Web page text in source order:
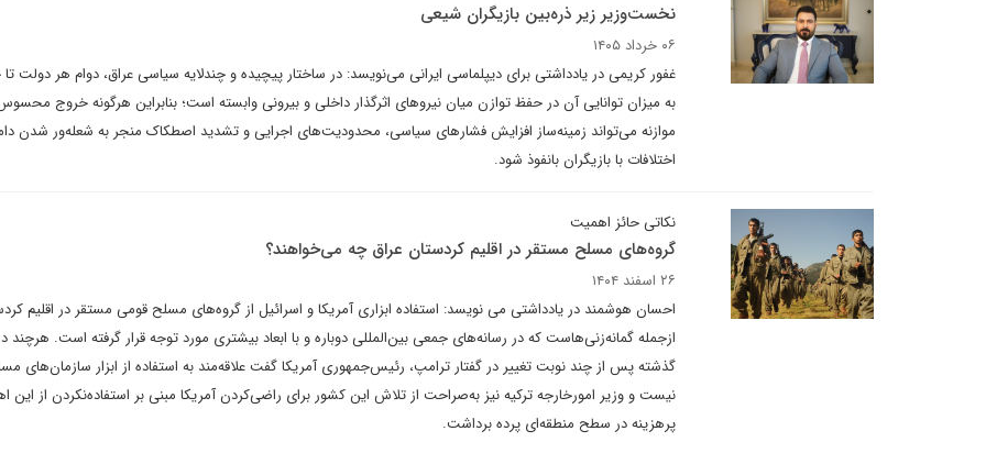
نخست‌وزیر زیر ذره‌بین بازیگران شیعی
۰۶ خرداد ۱۴۰۵
غفور کریمی در یادداشتی برای دیپلماسی ایرانی می‌نویسد: در ساختار پیچیده و چندلایه سیاسی عراق، دوام هر دولت
به میزان توانایی آن در حفظ توازن میان نیروهای اثرگذار داخلی و بیرونی وابسته است؛ بنابراین هرگونه خروج
موازنه می‌تواند زمینه‌ساز افزایش فشارهای سیاسی، محدودیت‌های اجرایی و تشدید اصطکاک منجر به شعله‌ور شدن
اختلافات با بازیگران بانفوذ شود.
نکاتی حائز اهمیت
گروه‌های مسلح مستقر در اقلیم کردستان عراق چه می‌خواهند؟
۲۶ اسفند ۱۴۰۴
احسان هوشمند در یادداشتی می نویسد: استفاده ابزاری آمریکا و اسرائیل از گروه‌های مسلح قومی مستقر در اقلیم
ازجمله گمانه‌زنی‌هاست که در رسانه‌های جمعی بین‌المللی دوباره و با ابعاد بیشتری مورد توجه قرار گرفته است. هرچند
گذشته پس از چند نوبت تغییر در گفتار ترامپ، رئیس‌جمهوری آمریکا گفت علاقه‌مند به استفاده از ابزار سازمان‌های
نیست و وزیر امورخارجه ترکیه نیز به‌صراحت از تلاش این کشور برای راضی‌کردن آمریکا مبنی بر استفاده‌نکردن از این
پرهزینه در سطح منطقه‌ای پرده برداشت.